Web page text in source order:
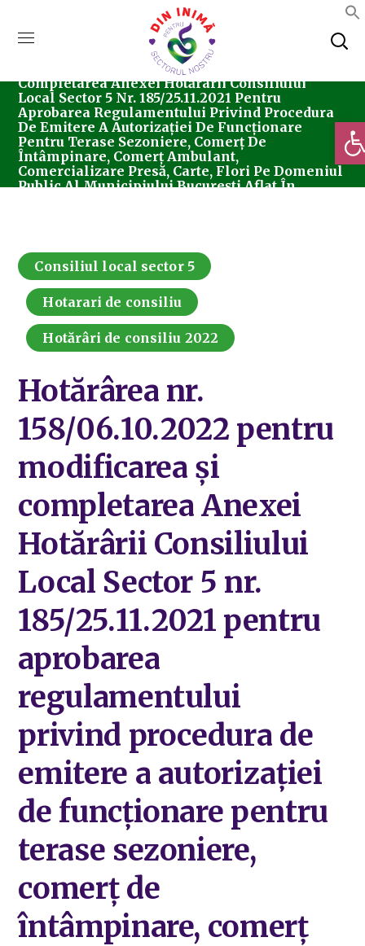
Consiliul Local Sector 5
Nr. 158/06.10.2022 Pentru Modificarea Și
Completarea Anexei Hotărârii Consiliului
Local Sector 5 Nr. 185/25.11.2021 Pentru
Aprobarea Regulamentului Privind Procedura
De Emitere A Autorizației De Funcționare
Pentru Terase Sezoniere, Comerț De
Întâmpinare, Comerț Ambulant,
Comercializare Presă, Carte, Flori Pe Domeniul
Public Al Municipiului București Aflat În
Consiliul local sector 5
Hotarari de consiliu
Hotărâri de consiliu 2022
Hotărârea nr.
158/06.10.2022 pentru
modificarea și
completarea Anexei
Hotărârii Consiliului
Local Sector 5 nr.
185/25.11.2021 pentru
aprobarea
regulamentului
privind procedura de
emitere a autorizației
de funcționare pentru
terase sezoniere,
comerț de
întâmpinare, comerț